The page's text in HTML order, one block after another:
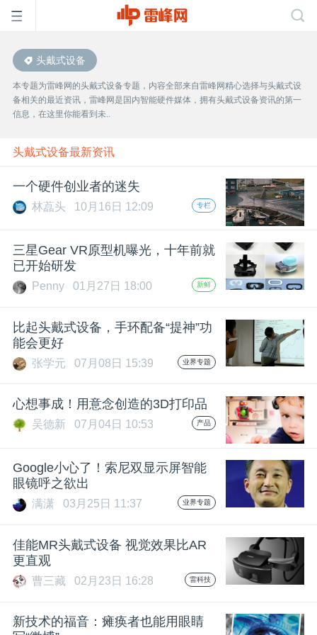
首
页
雷
峰
公
开
课
活
中
GAIR
专
头戴式设备
本专题为雷峰网的头戴式设备专题，内容全部来自雷峰网精心选择与头戴式设
备相关的最近资讯，雷峰网是国内智能硬件媒体，拥有头戴式设备资讯的第一
信息，在这里你能看到未..
头戴式设备最新资讯
一个硬件创业者的迷失
林藠头 10月16日 12:09 专栏
三星Gear VR原型机曝光，十年前就
已开始研发
Penny 01月27日 18:00 新鲜
比起头戴式设备，手环配备“提神”功
能会更好
张学元 07月08日 15:39 业界专题
心想事成！用意念创造的3D打印品
吴德新 07月04日 10:53 产品
Google小心了！索尼双显示屏智能
眼镜呼之欲出
满潇 03月25日 11:37 业界专题
佳能MR头戴式设备 视觉效果比AR
更直观
曹三藏 02月23日 16:28 雷科技
新技术的福音：瘫痪者也能用眼睛